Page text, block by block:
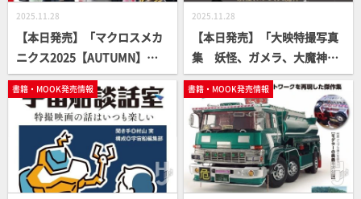
2025.11.28
【本日発売】「マクロスメカ
ニクス2025【AUTUMN】」
【愛・おぼえていますか】
2025.11.28
【本日発売】「大映特撮写真
集 妖怪、ガメラ、大魔神」
【大映特撮115作】
書籍・MOOK発売情報 書籍・MOOK発売情報